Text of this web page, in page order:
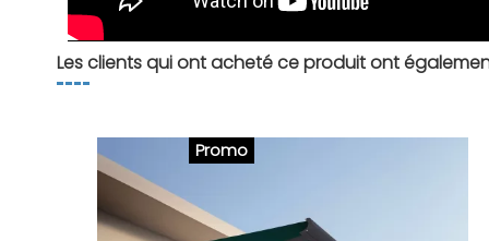
Les clients qui ont acheté ce produit ont
Promo